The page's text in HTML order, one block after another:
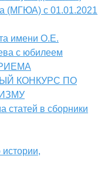
(МГЮА) с 01.01.2021
имени О.Е.
с юбилеем
КОНКУРС ПО
статей в сборники